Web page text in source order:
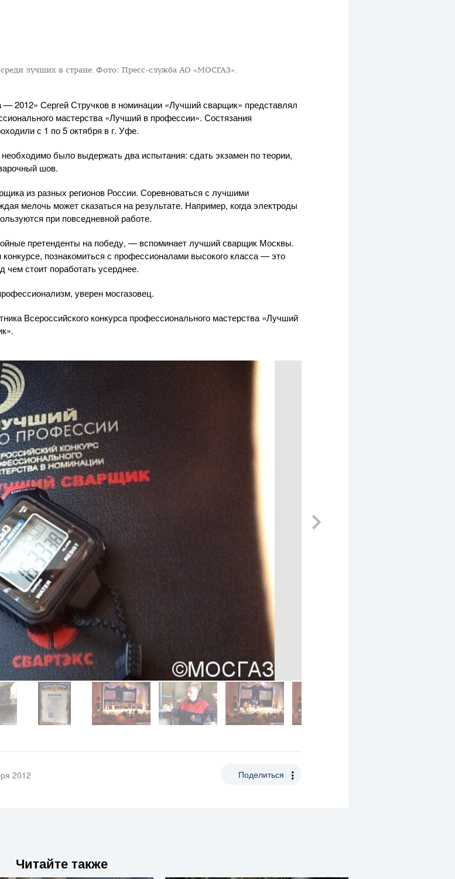
лучших в стране. Фото: Пресс-служба АО «МОСГАЗ».
2012» Сергей Стручков в номинации «Лучший сварщик» представлял
мастерства «Лучший в профессии». Состязания
с 1 по 5 октября в г. Уфе.
было выдержать два испытания: сдать экзамен по теории,
шов.
из разных регионов России. Соревноваться с лучшими
мелочь может сказаться на результате. Например, когда электроды
при повседневной работе.
претенденты на победу, — вспоминает лучший сварщик Москвы.
познакомиться с профессионалами высокого класса — это
чем стоит поработать усерднее.
уверен мосгазовец.
Всероссийского конкурса профессионального мастерства «Лучший
2012 Поделиться
Читайте также